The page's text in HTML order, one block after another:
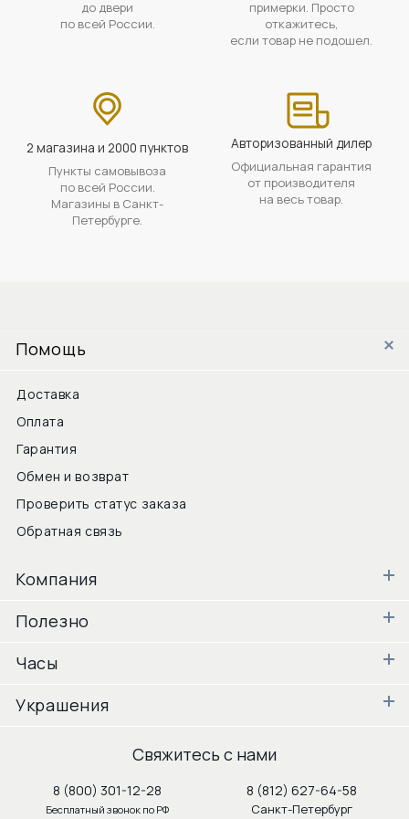
до двери
по всей России.
примерки. Просто
откажитесь,
если товар не подошел.
2 магазина и 2000 пунктов
Пункты самовывоза
по всей России.
Магазины в Санкт-
Петербурге.
Авторизованный дилер
Официальная гарантия
от производителя
на весь товар.
Помощь
Доставка
Оплата
Гарантия
Обмен и возврат
Проверить статус заказа
Обратная связь
Компания
Полезно
Часы
Украшения
Свяжитесь с нами
8 (800) 301-12-28
Бесплатный звонок по РФ
8 (812) 627-64-58
Санкт-Петербург